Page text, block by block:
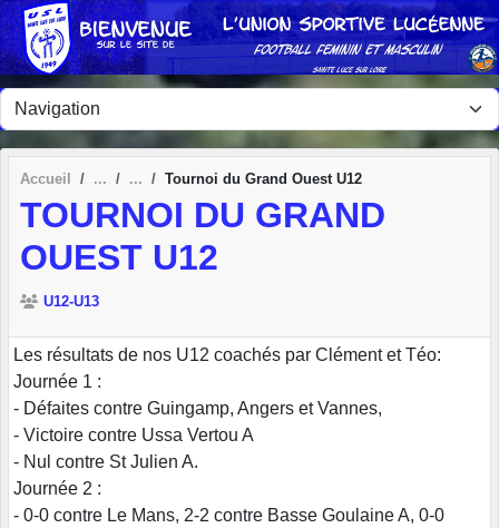
Accueil Tournoi du Grand Ouest U12
TOURNOI DU GRAND
OUEST U12
U12-U13
Les résultats de nos U12 coachés par Clément et Téo:
Journée 1 :
- Défaites contre Guingamp, Angers et Vannes,
- Victoire contre Ussa Vertou A
- Nul contre St Julien A.
Journée 2 :
- 0-0 contre Le Mans, 2-2 contre Basse Goulaine A, 0-0
Panneau de gestion des cookies